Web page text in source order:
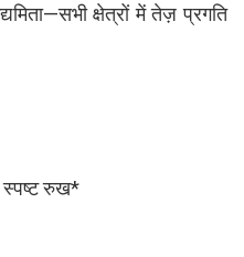
क्षेत्रों में तेज़ प्रगति
स्पष्ट रुख*